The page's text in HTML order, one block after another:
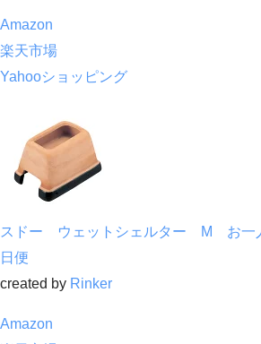
Amazon
楽天市場
Yahooショッピング
スドー ウェットシェルター M お一
日便
created by Rinker
Amazon